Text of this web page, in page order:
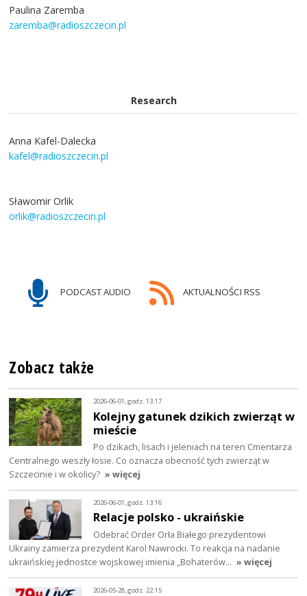
Paulina Zaremba
zaremba@radioszczecin.pl
Research
Anna Kafel-Dalecka
kafel@radioszczecin.pl
Sławomir Orlik
orlik@radioszczecin.pl
PODCAST AUDIO AKTUALNOŚCI RSS
Zobacz także
2026-06-01, godz. 13:17
Kolejny gatunek dzikich zwierząt w
mieście
Po dzikach, lisach i jeleniach na teren Cmentarza
Centralnego weszły łosie. Co oznacza obecność tych zwierząt w
Szczecinie i w okolicy? » więcej
2026-06-01, godz. 13:16
Relacje polsko - ukraińskie
Odebrać Order Orła Białego prezydentowi
Ukrainy zamierza prezydent Karol Nawrocki. To reakcja na nadanie
ukraińskiej jednostce wojskowej imienia „Bohaterów… » więcej
2026-05-28, godz. 22:15